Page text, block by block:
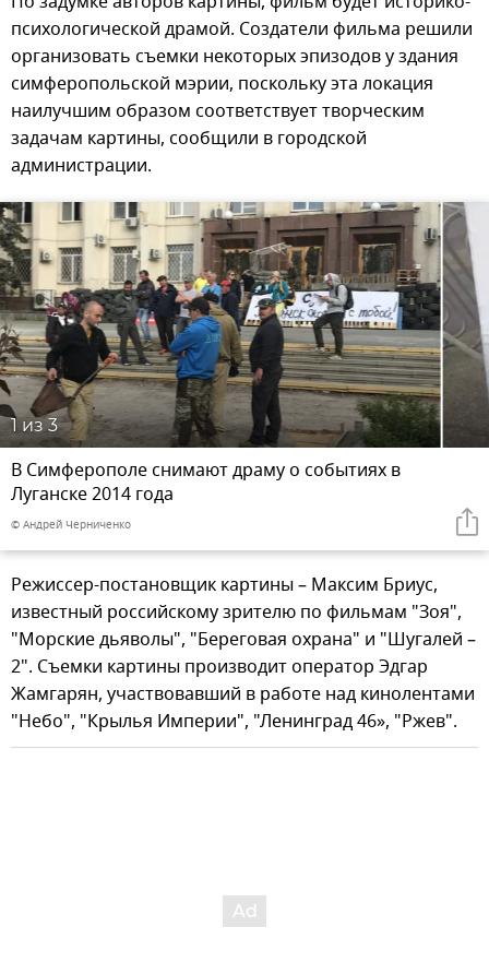
психологической драмой. Создатели фильма решили
организовать съемки некоторых эпизодов у здания
симферопольской мэрии, поскольку эта локация
наилучшим образом соответствует творческим
задачам картины, сообщили в городской
администрации.
1 из 3
В Симферополе снимают драму о событиях в
Луганске 2014 года
© Андрей Черниченко
Режиссер-постановщик картины – Максим Бриус,
известный российскому зрителю по фильмам "Зоя",
"Морские дьяволы", "Береговая охрана" и "Шугалей –
2". Съемки картины производит оператор Эдгар
Жамгарян, участвовавший в работе над кинолентами
"Небо", "Крылья Империи", "Ленинград 46», "Ржев".